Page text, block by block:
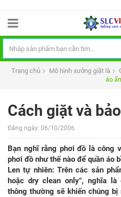
Trang chủ Mô hình xưởng giặt là
áo
Cách giặt và
Đăng ngày: 06/10/2006
Bạn nghĩ rằng phơi đồ là công
phơi đồ như thế nào để quần áo
Len tự nhiên: Trên các sản
hoặc dry clean only", nghĩa
thông thường sẽ khiến chúng bị